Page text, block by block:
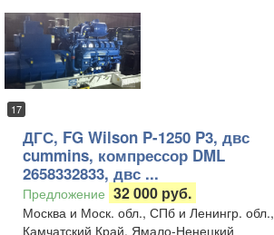
17
ДГС, FG Wilson P-1250 P3, двс
cummins, компрессор DML
2658332833, двс ...
Предложение 32 000 руб.
Москва и Моск. обл., СПб и Ленингр. обл.,
Камчатский Край, Ямало-Ненецкий